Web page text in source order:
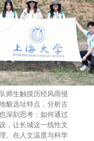
师生触摸历经风雨侵
貌选址特点，分析古
深刻思考：如何通过
，让长城这一线性文
。在人文温度与科学